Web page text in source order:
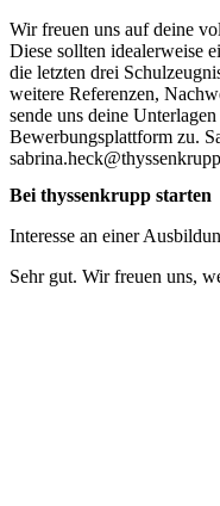
Wir freuen uns auf deine
Diese sollten idealerweise
die letzten drei
weitere Referenzen,
sende uns deine
Bewerbungsplattform zu.
Bei thyssenkrupp starten
Interesse an einer
Sehr gut. Wir freuen uns,